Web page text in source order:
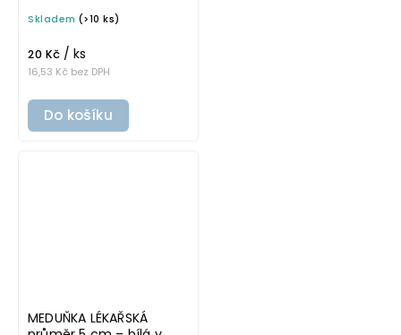
samolepka na
Skladem (>10 ks)
16,53 Kč bez DPH
20 Kč / ks
Do košíku
MEDUŇKA LÉKAŘSKÁ